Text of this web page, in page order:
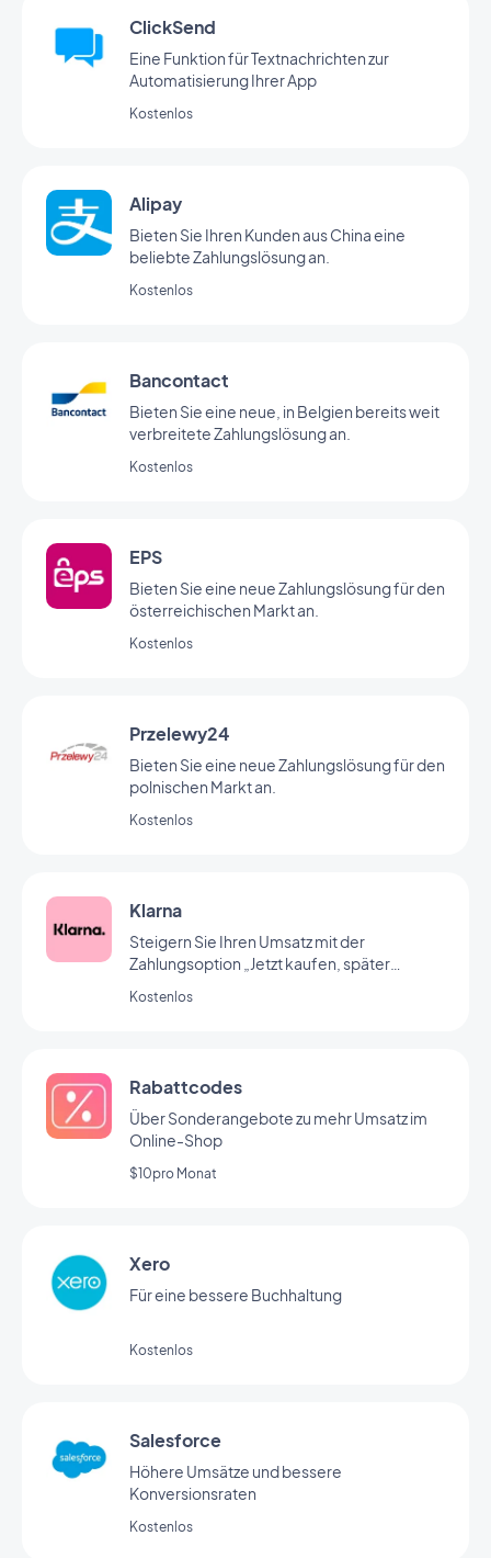
ClickSend
Eine Funktion für Textnachrichten zur
Automatisierung Ihrer App
Kostenlos
Alipay
Bieten Sie Ihren Kunden aus China eine
beliebte Zahlungslösung an.
Kostenlos
Bancontact
Bieten Sie eine neue, in Belgien bereits weit
verbreitete Zahlungslösung an.
Kostenlos
EPS
Bieten Sie eine neue Zahlungslösung für den
österreichischen Markt an.
Kostenlos
Przelewy24
Bieten Sie eine neue Zahlungslösung für den
polnischen Markt an.
Kostenlos
Klarna
Steigern Sie Ihren Umsatz mit der
Zahlungsoption „Jetzt kaufen, später
Kostenlos
Rabattcodes
Über Sonderangebote zu mehr Umsatz im
Online-Shop
$10pro Monat
Xero
Für eine bessere Buchhaltung
Kostenlos
Salesforce
Höhere Umsätze und bessere
Konversionsraten
Kostenlos